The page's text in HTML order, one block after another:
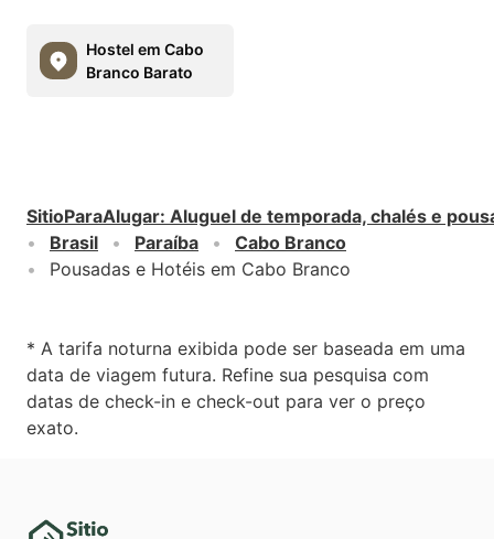
Hostel em Cabo
Branco Barato
SitioParaAlugar: Aluguel de temporada, chalés e
Brasil
Paraíba
Cabo Branco
Pousadas e Hotéis em Cabo Branco
* A tarifa noturna exibida pode ser baseada em uma
data de viagem futura. Refine sua pesquisa com
datas de check-in e check-out para ver o preço
exato.